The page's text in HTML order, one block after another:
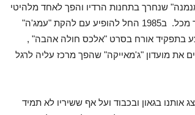
הישראלי אירעה ב1980 עם שירו "שמנמנה" שנחרך בתחנות הרדיו והפך לאחד מלהיטי
אותה שנה. מכאן ואילך, ריי סומן כחלוץ ומזוהה עם הרגאיי יותר מכל. ב1985 החל להופיע עם להקת "עמג'ה"
ומשמרת את הרגאיי השורשי, ב1986 שר וביצע בתפקיד אורח בסרט "אלכס חולה אהבה" ,
היום מזכירים לו אותו, ובין השנים 1991-1998 הקים את מועדון "ג'מאייקה" שהפך מרכז עליה לרגל
אותנו בגאון ובכבוד ועל אף ששיריו לא תמיד